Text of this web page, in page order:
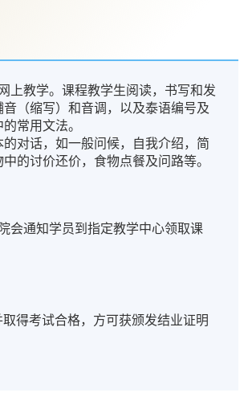
上教学。课程教学生阅读，书写和发
（缩写）和音调，以及泰语编号及
常用文法。
的对话，如一般问候，自我介绍，简
的讨价还价，食物点餐及问路等。
会通知学员到指定教学中心领取课
得考试合格，方可获颁发结业证明